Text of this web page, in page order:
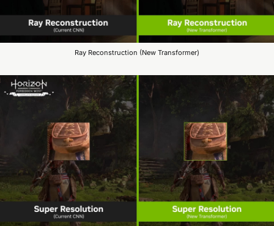
Ray Reconstruction (New Transformer)